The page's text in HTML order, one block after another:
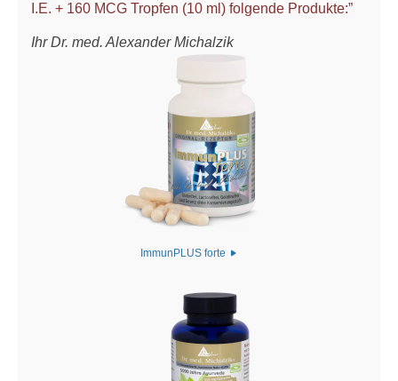
I.E. + 160 MCG Tropfen (10 ml) folgende Produkte:”
Ihr Dr. med. Alexander Michalzik
ImmunPLUS forte